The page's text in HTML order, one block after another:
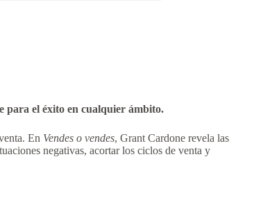
para el éxito en cualquier ámbito.
En Vendes o vendes, Grant Cardone revela las
negativas, acortar los ciclos de venta y